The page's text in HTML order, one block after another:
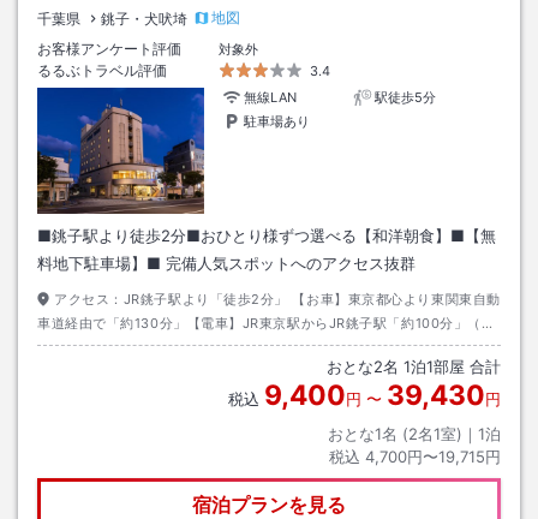
千葉県 銚子・犬吠埼
地図
お客様アンケート評価
対象外
るるぶトラベル評価
3.4
無線LAN
駅徒歩5分
駐車場あり
■銚子駅より徒歩2分■おひとり様ずつ選べる【和洋朝食】■【無
料地下駐車場】■ 完備人気スポットへのアクセス抜群
アクセス： JR銚子駅より「徒歩2分」 【お車】東京都心より東関東自動
車道経由で「約130分」【電車】JR東京駅からJR銚子駅「約100分」（特
急使用時）
おとな2名 1泊1部屋 合計
税込 9,400円 〜 39,430円
おとな1名 (2名1室)｜ 1泊
税込 4,700円〜19,715円
宿泊プランを見る